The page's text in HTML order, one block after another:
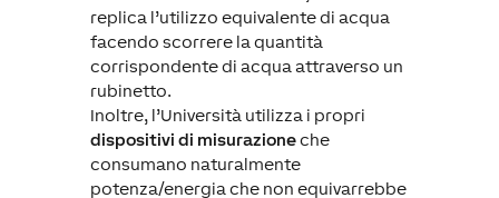
replica l’utilizzo equivalente di acqua
facendo scorrere la quantità
corrispondente di acqua attraverso un
rubinetto.
Inoltre, l’Università utilizza i propri
dispositivi di misurazioneche
consumano naturalmente
potenza/energia che non equivarrebbe